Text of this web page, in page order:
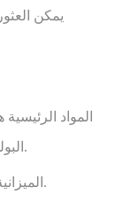
البولي يوريثين من الدرجة الغذائية. هيكل متين.
الميزانية الرأسمالية والمساحة المطلوبة أقل.